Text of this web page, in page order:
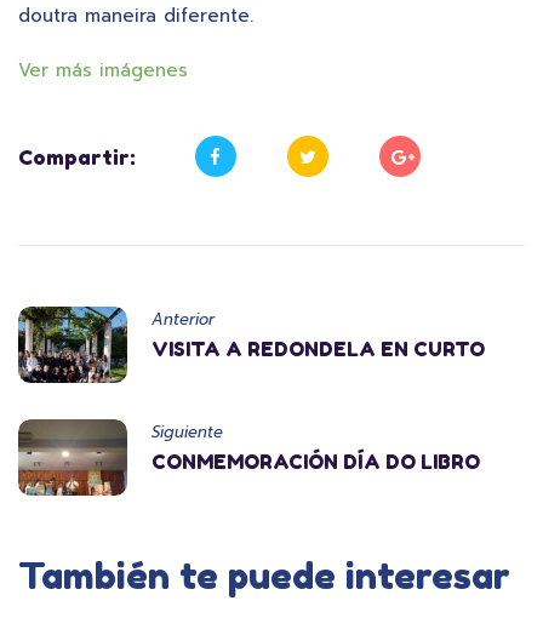
doutra maneira diferente.
Ver más imágenes
Compartir:
Anterior
VISITA A REDONDELA EN CURTO
Siguiente
CONMEMORACIÓN DÍA DO LIBRO
También te puede interesar